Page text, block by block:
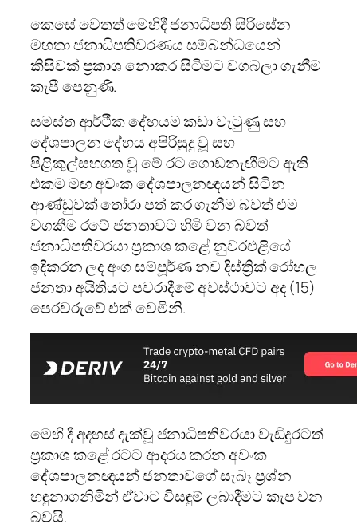
කෙසේ වෙතත් මෙහිදී ජනාධිපති සිරිසේන
මහතා ජනාධිපතිවරණය සම්බන්ධයෙන්
කිසිවක් ප්‍රකාශ නොකර සිටීමට වගබලා ගැනීම
කැපී පෙනුණි.
සමස්ත ආර්ථීක දේහයම කඩා වැටුණු සහ
දේශපාලන දේහය අපිරිසුදු වූ සහ
පිළිකුල්සහගත වූ මේ රට ගොඩනැඟීමට ඇති
එකම මඟ අවංක දේශපාලනඥයන් සිටින
ආණ්ඩුවක් තෝරා පත් කර ගැනීම බවත් එම
වගකීම රටේ ජනතාවට හිමි වන බවත්
ජනාධිපතිවරයා ප්‍රකාශ කළේ නුවරඑළියේ
ඉදිකරන ලද අංග සම්පූර්ණ නව දිස්ත්‍රික් රෝහල
ජනතා අයිතියට පවරාදීමේ අවස්ථාවට අද (15)
පෙරවරුවේ එක් වෙමිනි.
මෙහි දී අදහස් දැක්වූ ජනාධිපතිවරයා වැඩිදුරටත්
ප්‍රකාශ කළේ රටට ආදරය කරන අවංක
දේශපාලනඥයන් ජනතාවගේ සැබෑ ප්‍රශ්න
හඳුනාගනිමින් ඒවාට විසඳුම් ලබාදීමට කැප වන
බවයි.